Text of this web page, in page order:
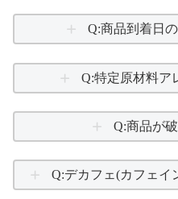
Q:商品到着日
Q:特定原材料ア
Q:商品が
Q:デカフェ(カフェイ